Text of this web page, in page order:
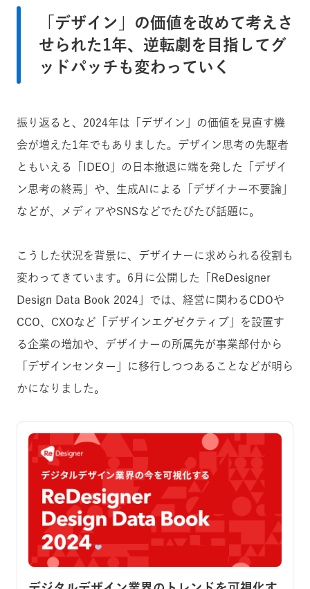
「デザイン」の価値を改めて考えさ
せられた1年、逆転劇を目指してグ
ッドパッチも変わっていく
振り返ると、2024年は「デザイン」の価値を見直す機
会が増えた1年でもありました。デザイン思考の先駆者
ともいえる「IDEO」の日本撤退に端を発した「デザイ
ン思考の終焉」や、生成AIによる「デザイナー不要論」
などが、メディアやSNSなどでたびたび話題に。
こうした状況を背景に、デザイナーに求められる役割も
変わってきています。6月に公開した「ReDesigner
Design Data Book 2024」では、経営に関わるCDOや
CCO、CXOなど「デザインエグゼクティブ」を設置す
る企業の増加や、デザイナーの所属先が事業部付から
「デザインセンター」に移行しつつあることなどが明ら
かになりました。